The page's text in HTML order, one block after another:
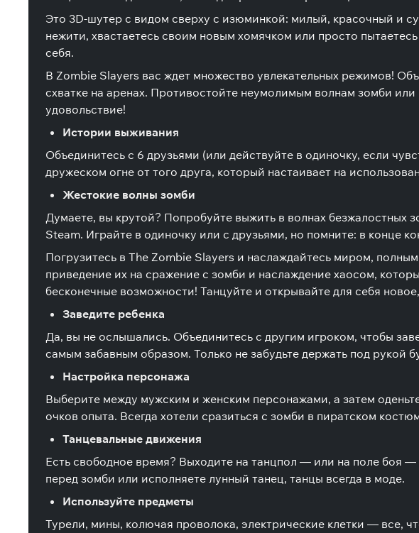
Это 3D-шутер с видом сверху с изюминкой: милый, красочный и
нежити, хвастаетесь своим новым хомячком или просто
себя.
В Zombie Slayers вас ждет множество увлекательных режимов!
схватке на аренах. Противостойте неумолимым волнам зомби
удовольствие!
Истории выживания
Объединитесь с 6 друзьями (или действуйте в одиночку, если
дружеском огне от того друга, который настаивает на
Жестокие волны зомби
Думаете, вы крутой? Попробуйте выжить в волнах безжалостных
Steam. Играйте в одиночку или с друзьями, но помните: в конце
Погрузитесь в The Zombie Slayers и наслаждайтесь миром,
приведение их на сражение с зомби и наслаждение хаосом,
бесконечные возможности! Танцуйте и открывайте для себя
Заведите ребенка
Да, вы не ослышались. Объединитесь с другим игроком, чтобы
самым забавным образом. Только не забудьте держать под
Настройка персонажа
Выберите между мужским и женским персонажами, а затем
очков опыта. Всегда хотели сразиться с зомби в пиратском
Танцевальные движения
Есть свободное время? Выходите на танцпол — или на поле боя
перед зомби или исполняете лунный танец, танцы всегда в моде.
Используйте предметы
Турели, мины, колючая проволока, электрические клетки — все,